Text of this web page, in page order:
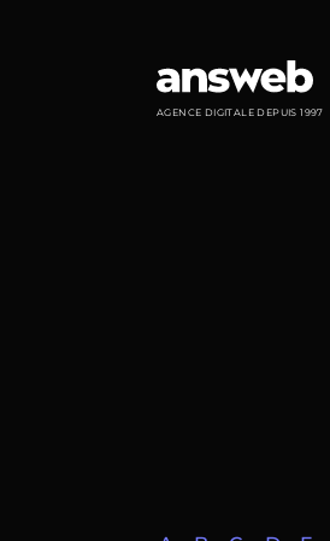
AGENCE DIGITALE DEPUIS 1997